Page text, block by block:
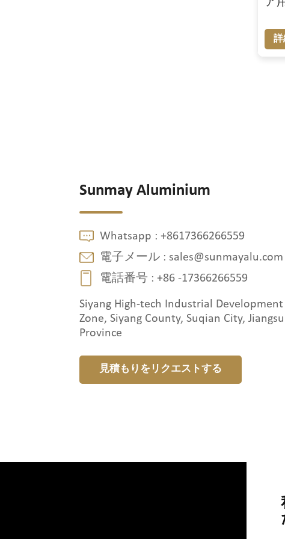
ア
詳
Sunmay Aluminium
Whatsapp : +8617366266559
電子メール : sales@sunmayalu.com
電話番号 : +86 -17366266559
Siyang High-tech Industrial Development
Zone, Siyang County, Suqian City, Jiangsu
Province
見積もりをリクエストする